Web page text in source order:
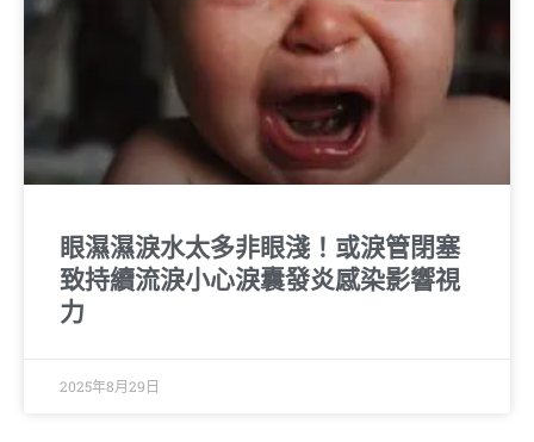
眼濕濕淚水太多非眼淺！或淚管閉塞
致持續流淚小心淚囊發炎感染影響視
力
2025年8月29日